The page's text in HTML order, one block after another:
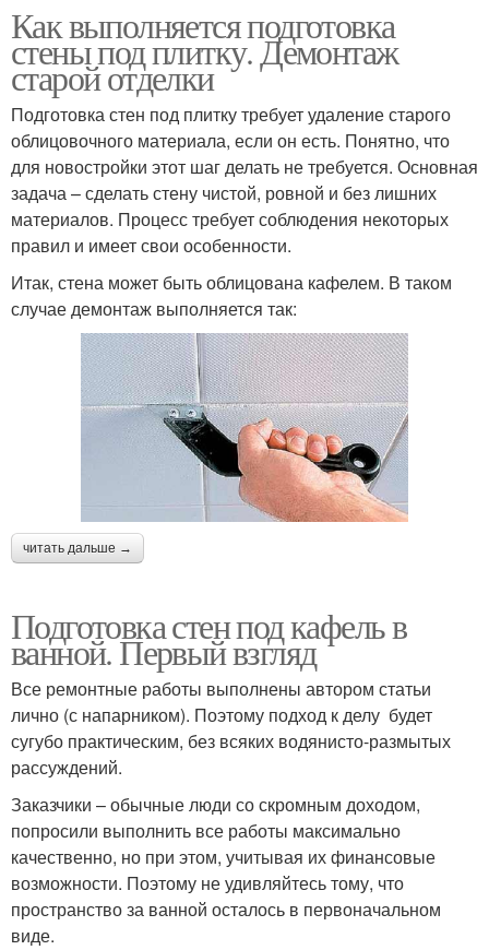
Как выполняется подготовка
стены под плитку. Демонтаж
старой отделки
Подготовка стен под плитку требует удаление старого
облицовочного материала, если он есть. Понятно, что
для новостройки этот шаг делать не требуется. Основная
задача – сделать стену чистой, ровной и без лишних
материалов. Процесс требует соблюдения некоторых
правил и имеет свои особенности.
Итак, стена может быть облицована кафелем. В таком
случае демонтаж выполняется так:
читать дальше →
Подготовка стен под кафель в
ванной. Первый взгляд
Все ремонтные работы выполнены автором статьи
лично (с напарником). Поэтому подход к делу будет
сугубо практическим, без всяких водянисто-размытых
рассуждений.
Заказчики – обычные люди со скромным доходом,
попросили выполнить все работы максимально
качественно, но при этом, учитывая их финансовые
возможности. Поэтому не удивляйтесь тому, что
пространство за ванной осталось в первоначальном
виде.